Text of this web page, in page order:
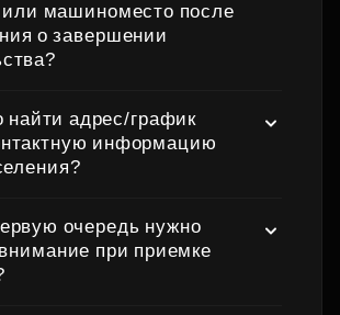
машиноместо после
о завершении
найти адрес/график
информацию
очередь нужно
при приемке